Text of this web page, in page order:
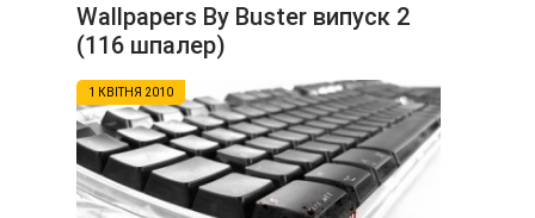
Wallpapers By Buster випуск 2
(116 шпалер)
1 КВІТНЯ 2010